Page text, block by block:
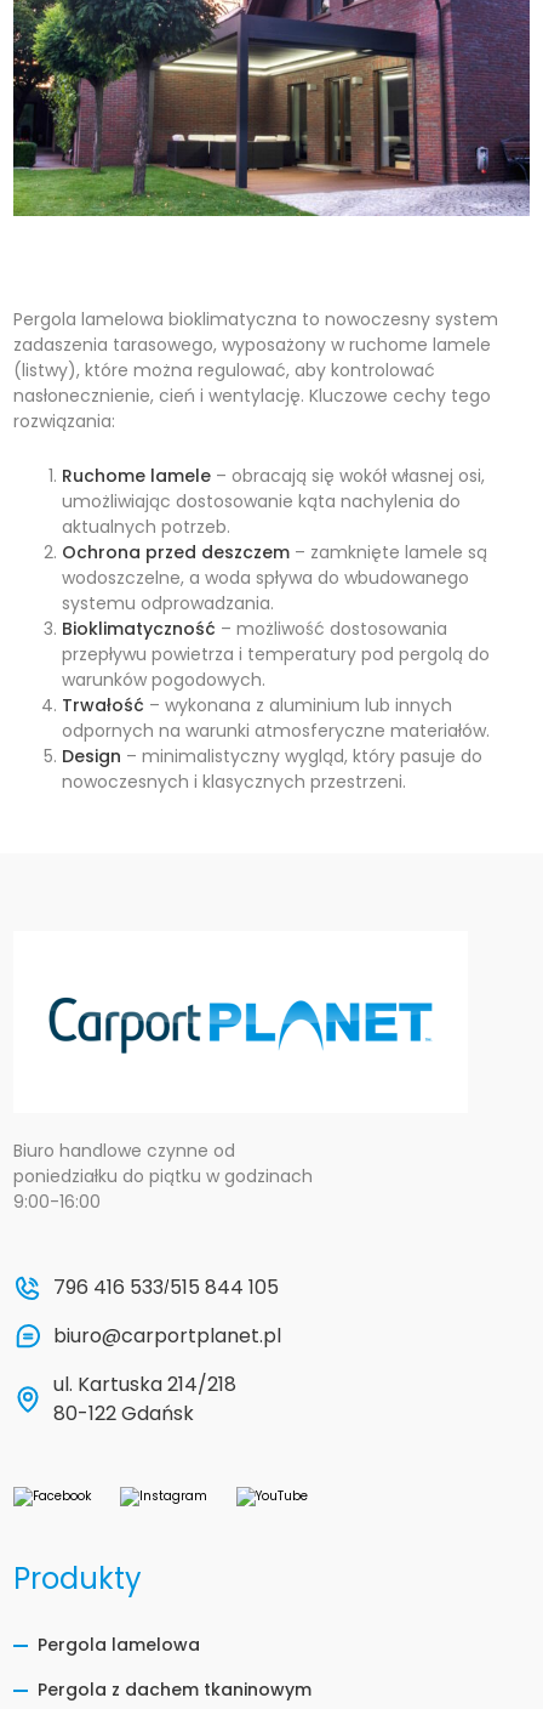
Pergola lamelowa bioklimatyczna to nowoczesny system
zadaszenia tarasowego, wyposażony w ruchome lamele
(listwy), które można regulować, aby kontrolować
nasłonecznienie, cień i wentylację. Kluczowe cechy tego
rozwiązania:
Ruchome lamele – obracają się wokół własnej osi,
umożliwiając dostosowanie kąta nachylenia do
aktualnych potrzeb.
Ochrona przed deszczem – zamknięte lamele są
wodoszczelne, a woda spływa do wbudowanego
systemu odprowadzania.
Bioklimatyczność – możliwość dostosowania
przepływu powietrza i temperatury pod pergolą do
warunków pogodowych.
Trwałość – wykonana z aluminium lub innych
odpornych na warunki atmosferyczne materiałów.
Design – minimalistyczny wygląd, który pasuje do
nowoczesnych i klasycznych przestrzeni.
Biuro handlowe czynne od
poniedziałku do piątku w godzinach
9:00-16:00
796 416 533/515 844 105
biuro@carportplanet.pl
ul. Kartuska 214/218
80-122 Gdańsk
Produkty
Pergola lamelowa
Pergola z dachem tkaninowym